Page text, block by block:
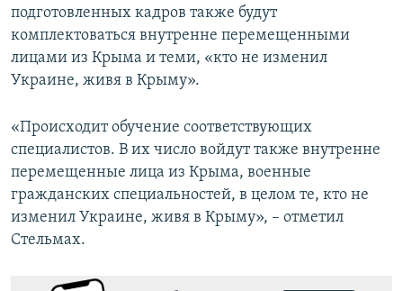
подготовленных кадров также будут
комплектоваться внутренне перемещенными
лицами из Крыма и теми, «кто не изменил
Украине, живя в Крыму».
«Происходит обучение соответствующих
специалистов. В их число войдут также внутренне
перемещенные лица из Крыма, военные
гражданских специальностей, в целом те, кто не
изменил Украине, живя в Крыму», – отметил
Стельмах.